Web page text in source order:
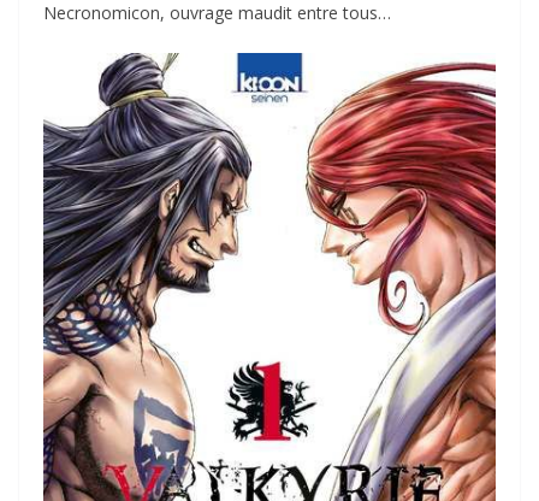
Necronomicon, ouvrage maudit entre tous…